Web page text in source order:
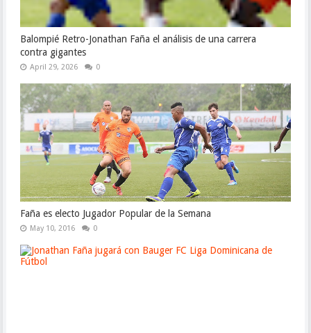
Balompié Retro-Jonathan Faña el análisis de una carrera
contra gigantes
April 29, 2026 0
Faña es electo Jugador Popular de la Semana
May 10, 2016 0